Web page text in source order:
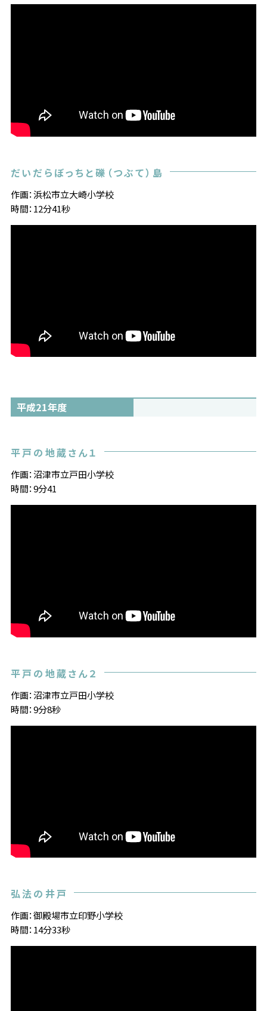
だいだらぼっちと礫（つぶて）島
作画：浜松市立大崎小学校
時間：12分41秒
平成21年度
平戸の地蔵さん１
作画：沼津市立戸田小学校
時間：9分41
平戸の地蔵さん２
作画：沼津市立戸田小学校
時間：9分8秒
弘法の井戸
作画：御殿場市立印野小学校
時間：14分33秒